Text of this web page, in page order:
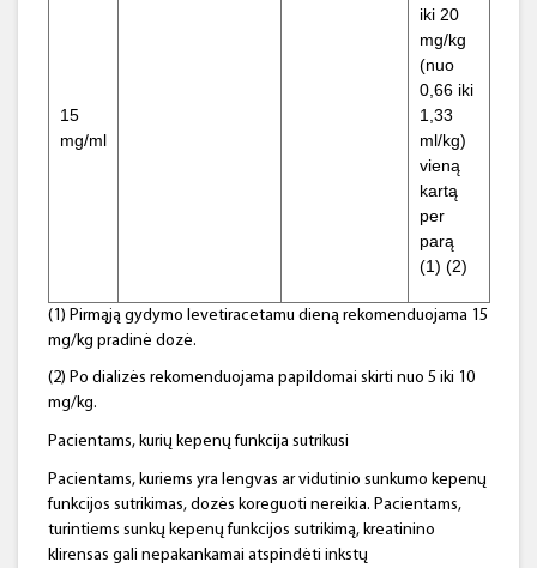
15
mg/ml
iki 20
mg/kg
(nuo
0,66 iki
1,33
ml/kg)
vieną
kartą
per
parą
(1) (2)
(1) Pirmąją gydymo levetiracetamu dieną rekomenduojama 15
mg/kg pradinė dozė.
(2) Po dializės rekomenduojama papildomai skirti nuo 5 iki 10
mg/kg.
Pacientams, kurių kepenų funkcija sutrikusi
Pacientams, kuriems yra lengvas ar vidutinio sunkumo kepenų
funkcijos sutrikimas, dozės koreguoti nereikia. Pacientams,
turintiems sunkų kepenų funkcijos sutrikimą, kreatinino
klirensas gali nepakankamai atspindėti inkstų